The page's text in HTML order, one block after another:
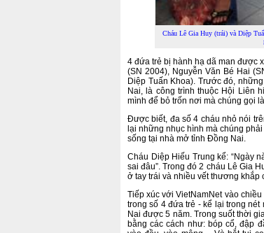
Cháu Lê Gia Huy (trái) và Diệp
4 đứa trẻ bị hành hạ dã man được
(SN 2004), Nguyễn Văn Bé Hai
Diệp Tuấn Khoa). Trước đó,
Nai, là công trình thuộc Hội Liên
mình để bỏ trốn nơi mà chúng gọi
Được biết, đa số 4 cháu nhỏ nói
lại những nhục hình mà chúng
sống tại nhà mở tỉnh Đồng Nai.
Cháu Diệp Hiếu Trung kể: “Ngày
sai đâu”. Trong đó 2 cháu Lê Gia
ở tay trái và nhiều vết thương khắp
Tiếp xúc với VietNamNet vào
trong số 4 đứa trẻ - kể lại trong
Nai được 5 năm. Trong suốt thời
bằng các cách như: bóp cổ, đập